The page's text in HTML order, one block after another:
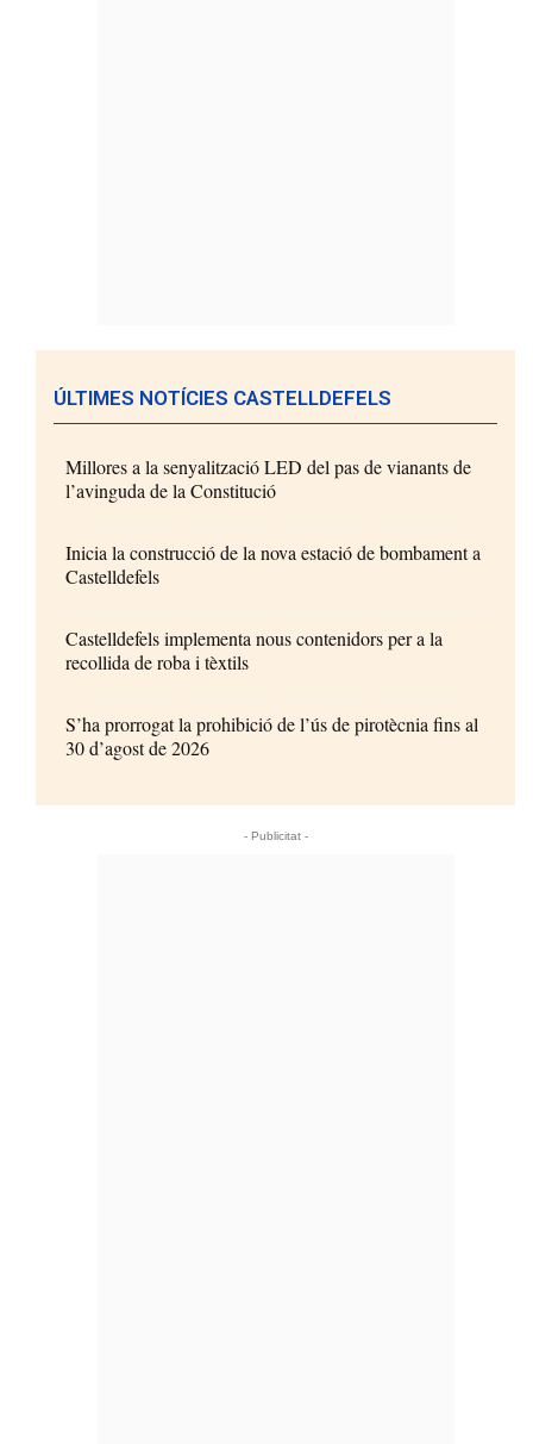
ÚLTIMES NOTÍCIES CASTELLDEFELS
Millores a la senyalització LED del pas de vianants de
l’avinguda de la Constitució
Inicia la construcció de la nova estació de bombament a
Castelldefels
Castelldefels implementa nous contenidors per a la
recollida de roba i tèxtils
S’ha prorrogat la prohibició de l’ús de pirotècnia fins al
30 d’agost de 2026
- Publicitat -